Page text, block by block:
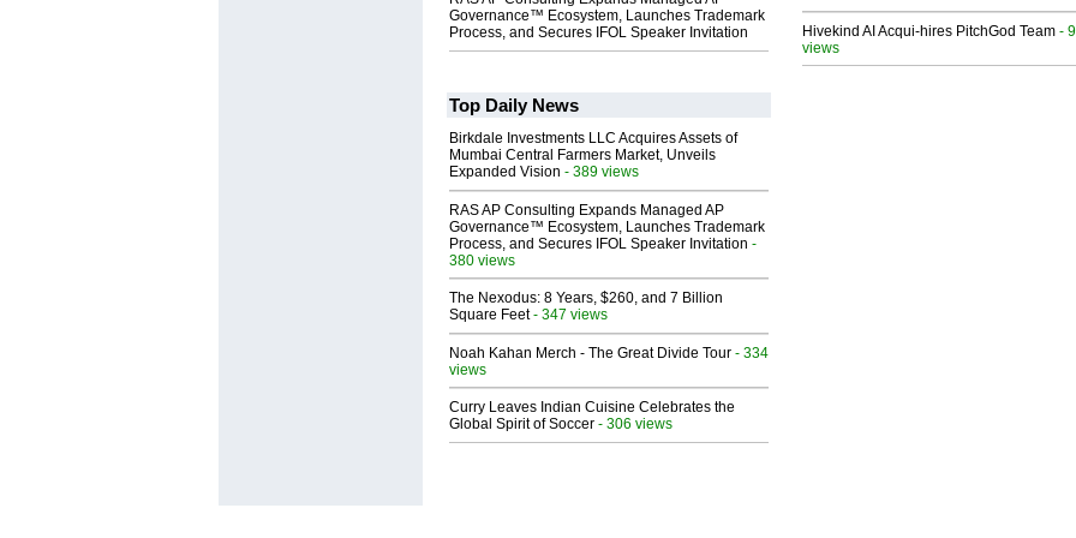
Governance™ Ecosystem, Launches Trademark
Process, and Secures IFOL Speaker Invitation
Hivekind AI Acqui-hires PitchGod Team -
views
Top Daily News
Birkdale Investments LLC Acquires Assets of
Mumbai Central Farmers Market, Unveils
Expanded Vision - 389 views
RAS AP Consulting Expands Managed AP
Governance™ Ecosystem, Launches Trademark
Process, and Secures IFOL Speaker Invitation -
380 views
The Nexodus: 8 Years, $260, and 7 Billion
Square Feet- 347 views
Noah Kahan Merch - The Great Divide Tour - 334
views
Curry Leaves Indian Cuisine Celebrates the
Global Spirit of Soccer - 306 views